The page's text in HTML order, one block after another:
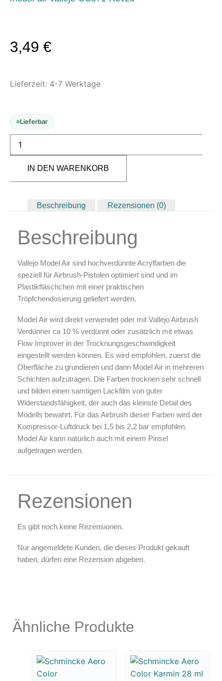
Oberflächenvorbereitung &
Spachtelmasse & Sprühspachtel
Maskierung & Schablonen
Reinigung & Pflege
Oberflächenreiniger
Airbrush-Reiniger
Zubehör & Ausstattung
Arbeitsplatz & Zubehör
Leerbehälter & Mischzubehör
Spezialliteratur & Anleitungen
3,49 €
Lieferzeit: 4-7 Werktage
Lieferbar
IN DEN WARENKORB
Beschreibung Rezensionen (0)
Beschreibung
Vallejo Model Air sind hochverdünnte Acrylfarben die
speziell für Airbrush-Pistolen optimiert sind und im
Plastikfläschchen mit einer praktischen
Tröpfchendosierung geliefert werden.
Model Air wird direkt verwendet oder mit Vallejo Airbrush
Verdünner ca 10 % verdünnt oder zusätzlich mit etwas
Flow Improver in der Trocknungsgeschwindigkeit
eingestellt werden können. Es wird empfohlen, zuerst die
Oberfläche zu grundieren und dann Model Air in mehreren
Schichten aufzutragen. Die Farben trocknen sehr schnell
und bilden einen samtigen Lackfilm von guter
Widerstandsfähigkeit, der auch das kleinste Detail des
Modells bewahrt. Für das Airbrush dieser Farben wird der
Kompressor-Luftdruck bei 1,5 bis 2,2 bar empfohlen.
Model Air kann natürlich auch mit einem Pinsel
aufgetragen werden.
Rezensionen
Es gibt noch keine Rezensionen.
Nur angemeldete Kunden, die dieses Produkt gekauft
haben, dürfen eine Rezension abgeben.
Ähnliche Produkte